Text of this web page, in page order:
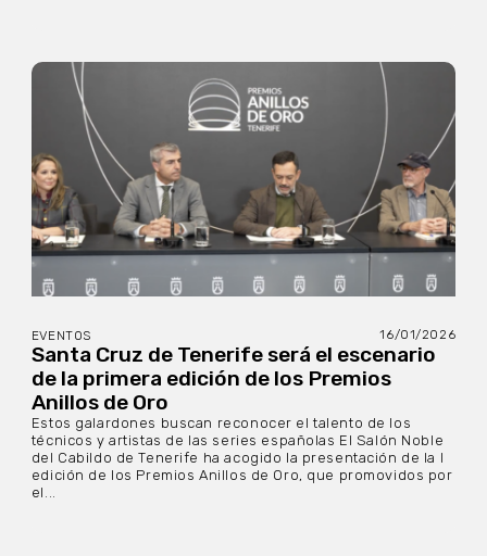
EVENTOS 16/01/2026
Santa Cruz de Tenerife será el escenario
de la primera edición de los Premios
Anillos de Oro
Estos galardones buscan reconocer el talento de los
técnicos y artistas de las series españolas El Salón Noble
del Cabildo de Tenerife ha acogido la presentación de la I
edición de los Premios Anillos de Oro, que promovidos por
el...